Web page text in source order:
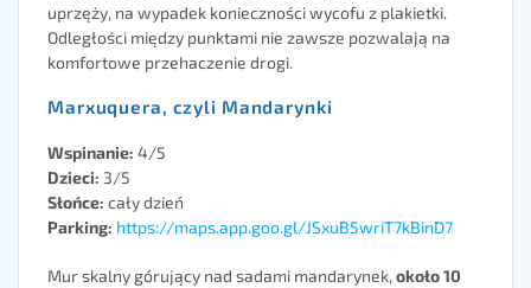
uprzęży, na wypadek konieczności wycofu z plakietki.
Odległości między punktami nie zawsze pozwalają na
komfortowe przehaczenie drogi.
Marxuquera, czyli Mandarynki
Wspinanie: 4/5
Dzieci: 3/5
Słońce: cały dzień
Parking: https://maps.app.goo.gl/JSxuB5wriT7kBinD7
Mur skalny górujący nad sadami mandarynek, około 10